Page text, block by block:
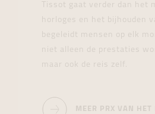
Tissot gaat verder dan het
horloges en het bijhouden
begeleidt mensen op elk
niet alleen de prestaties
maar ook de reis zelf.
MEER PRX VAN HET